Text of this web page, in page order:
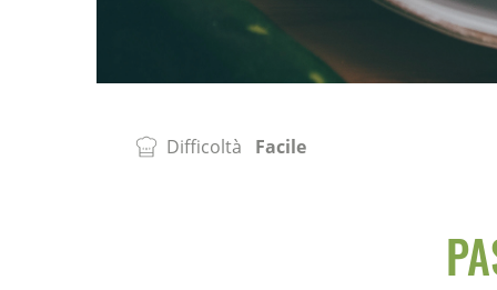
Difficoltà Facile